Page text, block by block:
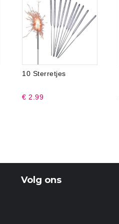
10 Sterretjes
€ 2.99
Volg ons